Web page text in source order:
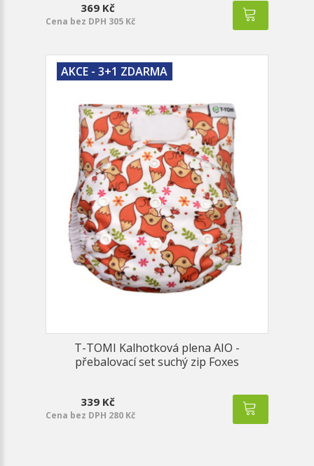
369 Kč
Cena bez DPH 305 Kč
AKCE - 3+1 ZDARMA
T-TOMI Kalhotková plena AIO -
přebalovací set suchý zip Foxes
339 Kč
Cena bez DPH 280 Kč